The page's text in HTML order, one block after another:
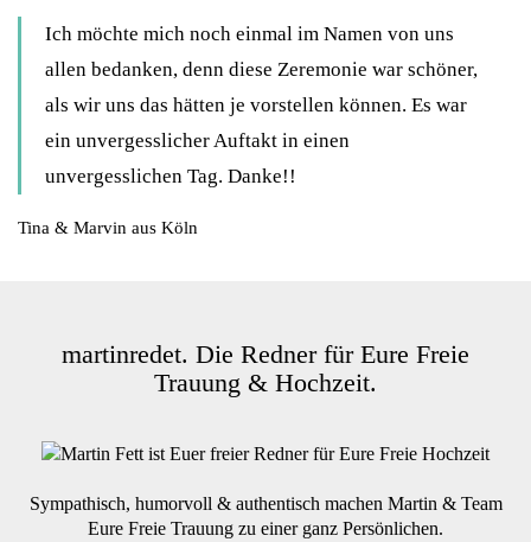
Ich möchte mich noch einmal im Namen von uns
allen bedanken, denn diese Zeremonie war schöner,
als wir uns das hätten je vorstellen können. Es war
ein unvergesslicher Auftakt in einen
unvergesslichen Tag. Danke!!
Tina & Marvin aus Köln
martinredet. Die Redner für Eure Freie
Trauung & Hochzeit.
Sympathisch, humorvoll & authentisch machen Martin & Team
Eure Freie Trauung zu einer ganz Persönlichen.